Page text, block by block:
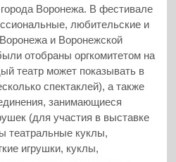
Воронежа. В фестивале
любительские и
и Воронежской
отобраны оргкомитетом на
театр может показывать в
спектаклей), а также
занимающиеся
(для участия в выставке
театральные куклы,
игрушки, куклы,